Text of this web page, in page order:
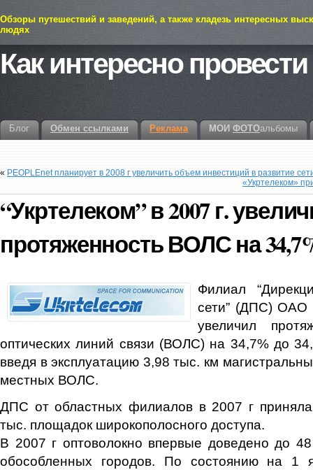
Обзоры путешествий и заведений, а также кладезь интересных
людях
Как интересно
Блог Обмен ссылками Реклама МОИ ФОТОальбомы
« PEOPLEnet планирует в 2008 г увеличить объем инвестиций в развитие
«Укртелеком»
“Укртелеком” в 2007 г.
протяженность ВОЛС на
Филиал
сети” (ДПС) ОАО
увеличил
оптических линий связи (ВОЛС) на 34,7% до
введя в эксплуатацию 3,98 тыс. км
местных ВОЛС.
ДПС от областных филиалов в 2007 г
тыс. площадок широкополосного доступа.
В 2007 г оптоволокно впервые доведено до
обособленных городов. По состоянию на 1